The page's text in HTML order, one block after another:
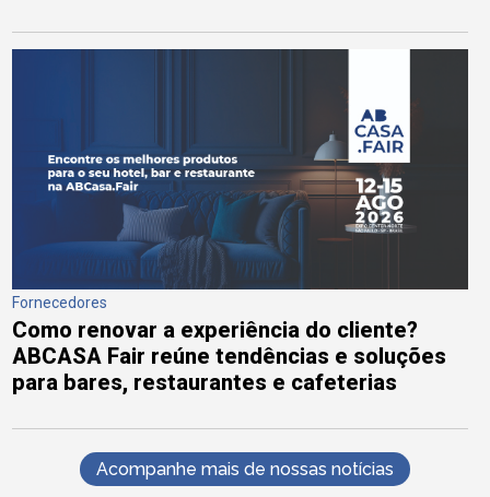
Fornecedores
Como renovar a experiência do cliente?
ABCASA Fair reúne tendências e soluções
para bares, restaurantes e cafeterias
Acompanhe mais de nossas notícias